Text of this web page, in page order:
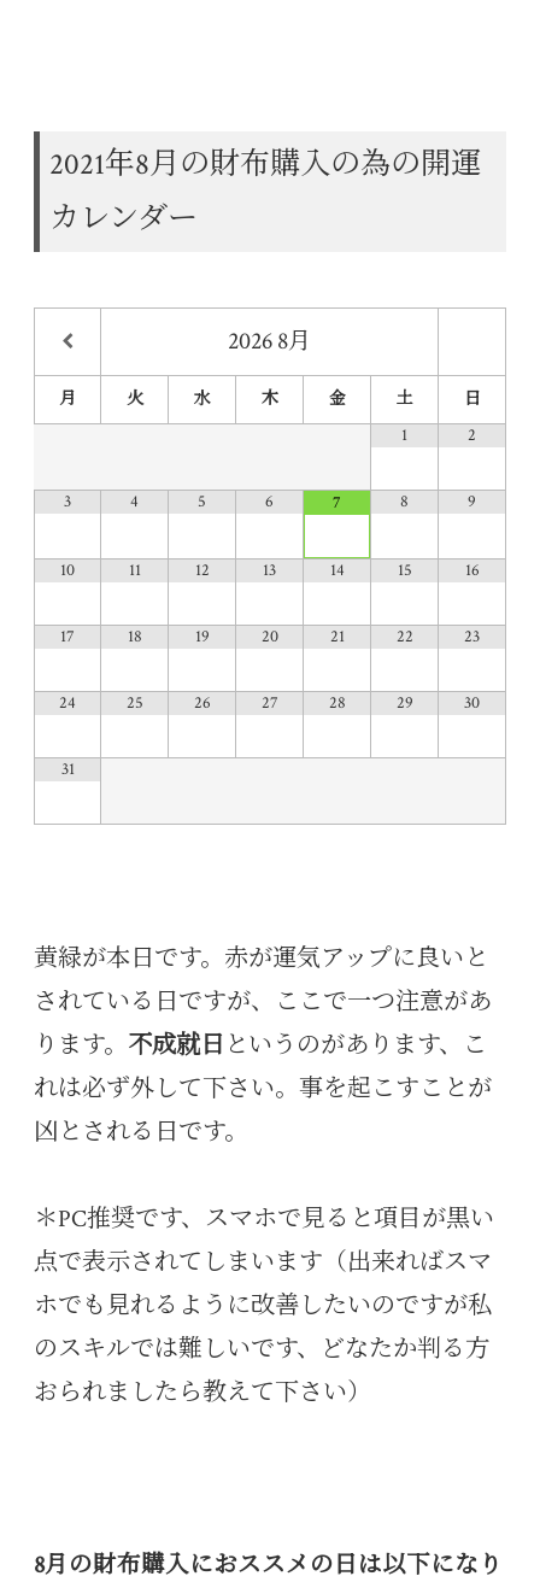
2021年8月の財布購入の為の開運
カレンダー
2026 8月
月 火 水 木 金 土
日
1
2
3 4 5 6 7 8 9
10 11 12 13 14 15 16
17 18 19 20 21 22 23
24 25 26 27 28 29 30
31
黄緑が本日です。赤が運気アップに良いと
されている日ですが、ここで一つ注意があ
ります。 不成就日 というのがあります、こ
れは必ず外して下さい。事を起こすことが
凶とされる日です。
＊PC推奨です、スマホで見ると項目が黒い
点で表示されてしまいます（出来ればスマ
ホでも見れるように改善したいのですが私
のスキルでは難しいです、どなたか判る方
おられましたら教えて下さい）
8月の財布購入におススメの日は以下になり